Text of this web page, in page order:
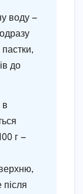
воду —
до
в
г —